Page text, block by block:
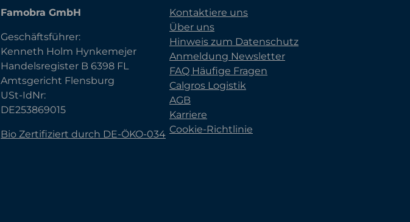
Famobra GmbH
Geschäftsführer:
Kenneth Holm Hynkemejer
Handelsregister B 6398 FL
Amtsgericht Flensburg
USt-IdNr:
DE253869015
Bio Zertifiziert durch DE-ÖKO-034
Kontaktiere uns
Über uns
Hinweis zum Datenschutz
Anmeldung Newsletter
FAQ Häufige Fragen
Calgros Logistik
AGB
Karriere
Cookie-Richtlinie